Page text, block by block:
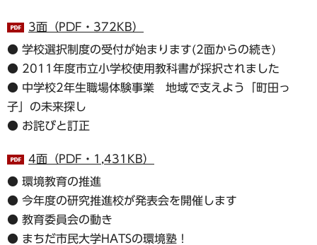
3面（PDF・372KB）
● 学校選択制度の受付が始まります(2面からの続き)
● 2011年度市立小学校使用教科書が採択されました
● 中学校2年生職場体験事業 地域で支えよう「町田っ
子」の未来探し
● お詫びと訂正
4面（PDF・1,431KB）
● 環境教育の推進
● 今年度の研究推進校が発表会を開催します
● 教育委員会の動き
● まちだ市民大学HATSの環境塾！